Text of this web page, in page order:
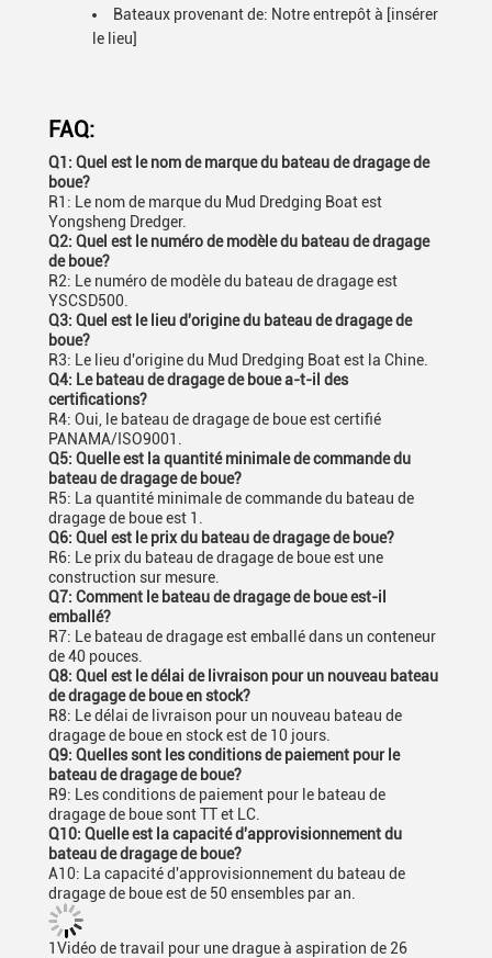
Bateaux provenant de: Notre entrepôt à [insérer
le lieu]
FAQ:
Q1: Quel est le nom de marque du bateau de dragage de
boue?
R1: Le nom de marque du Mud Dredging Boat est
Yongsheng Dredger.
Q2: Quel est le numéro de modèle du bateau de dragage
de boue?
R2: Le numéro de modèle du bateau de dragage est
YSCSD500.
Q3: Quel est le lieu d'origine du bateau de dragage de
boue?
R3: Le lieu d'origine du Mud Dredging Boat est la Chine.
Q4: Le bateau de dragage de boue a-t-il des
certifications?
R4: Oui, le bateau de dragage de boue est certifié
PANAMA/ISO9001.
Q5: Quelle est la quantité minimale de commande du
bateau de dragage de boue?
R5: La quantité minimale de commande du bateau de
dragage de boue est 1.
Q6: Quel est le prix du bateau de dragage de boue?
R6: Le prix du bateau de dragage de boue est une
construction sur mesure.
Q7: Comment le bateau de dragage de boue est-il
emballé?
R7: Le bateau de dragage est emballé dans un conteneur
de 40 pouces.
Q8: Quel est le délai de livraison pour un nouveau bateau
de dragage de boue en stock?
R8: Le délai de livraison pour un nouveau bateau de
dragage de boue en stock est de 10 jours.
Q9: Quelles sont les conditions de paiement pour le
bateau de dragage de boue?
R9: Les conditions de paiement pour le bateau de
dragage de boue sont TT et LC.
Q10: Quelle est la capacité d'approvisionnement du
bateau de dragage de boue?
A10: La capacité d'approvisionnement du bateau de
dragage de boue est de 50 ensembles par an.
1Vidéo de travail pour une drague à aspiration de 26